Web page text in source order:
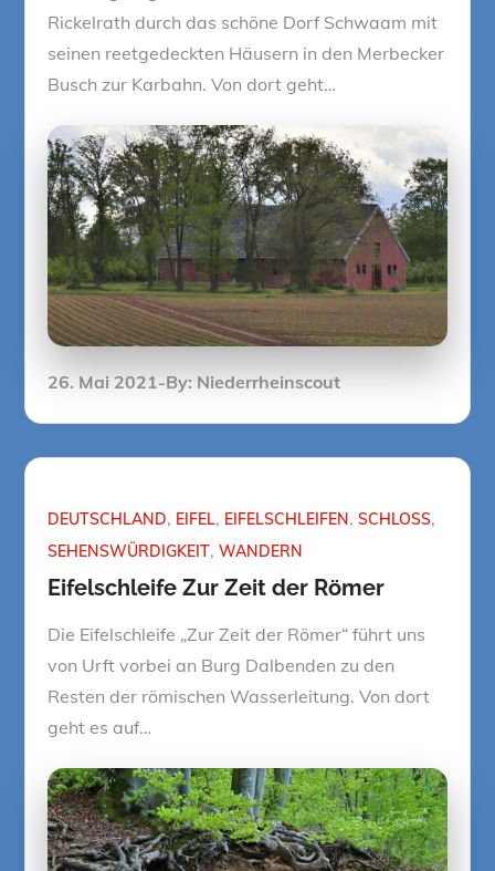
Rickelrath durch das schöne Dorf Schwaam mit
seinen reetgedeckten Häusern in den Merbecker
Busch zur Karbahn. Von dort geht…
Posted
26. Mai 2021 By: Niederrheinscout
DEUTSCHLAND EIFEL EIFELSCHLEIFEN SCHLOSS
SEHENSWÜRDIGKEIT WANDERN
Eifelschleife Zur Zeit der Römer
Die Eifelschleife „Zur Zeit der Römer“ führt uns
von Urft vorbei an Burg Dalbenden zu den
Resten der römischen Wasserleitung. Von dort
geht es auf…